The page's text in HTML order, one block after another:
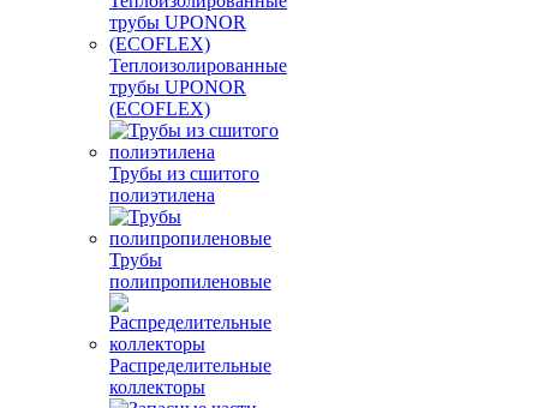
Теплоизолированные
трубы UPONOR
(ECOFLEX)
Трубы из сшитого
полиэтилена
Трубы
полипропиленовые
Распределительные
коллекторы